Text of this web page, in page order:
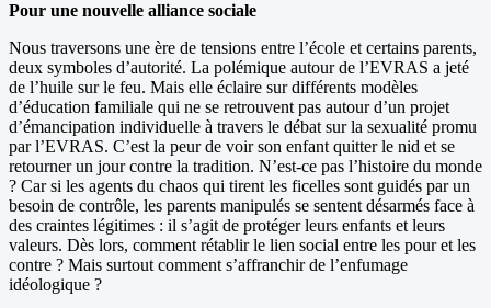
Pour une nouvelle alliance sociale
Nous traversons une ère de tensions entre l’école et certains parents,
deux symboles d’autorité. La polémique autour de l’EVRAS a jeté
de l’huile sur le feu. Mais elle éclaire sur différents modèles
d’éducation familiale qui ne se retrouvent pas autour d’un projet
d’émancipation individuelle à travers le débat sur la sexualité promu
par l’EVRAS. C’est la peur de voir son enfant quitter le nid et se
retourner un jour contre la tradition. N’est-ce pas l’histoire du monde
? Car si les agents du chaos qui tirent les ficelles sont guidés par un
besoin de contrôle, les parents manipulés se sentent désarmés face à
des craintes légitimes : il s’agit de protéger leurs enfants et leurs
valeurs. Dès lors, comment rétablir le lien social entre les pour et les
contre ? Mais surtout comment s’affranchir de l’enfumage
idéologique ?